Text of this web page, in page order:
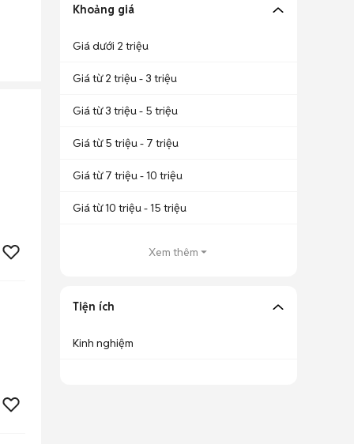
Khoảng giá
Giá dưới 2 triệu
Giá từ 2 triệu - 3 triệu
Giá từ 3 triệu - 5 triệu
Giá từ 5 triệu - 7 triệu
Giá từ 7 triệu - 10 triệu
Giá từ 10 triệu - 15 triệu
Xem thêm
Tiện ích
Kinh nghiệm